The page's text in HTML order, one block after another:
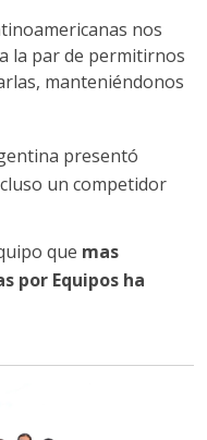
nos
la par de permitirnos
manteniéndonos
presentó
un competidor
que mas
por Equipos ha